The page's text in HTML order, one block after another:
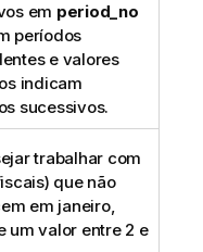
em period_no
períodos
e valores
indicam
sucessivos.
trabalhar com
que não
em janeiro,
um valor entre 2 e